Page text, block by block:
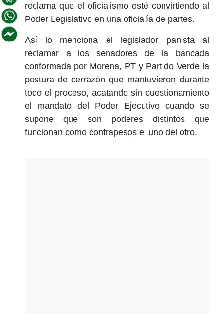
reclama que el oficialismo esté convirtiendo al
Poder Legislativo en una oficialía de partes.
Así lo menciona el legislador panista al
reclamar a los senadores de la bancada
conformada por Morena, PT y Partido Verde la
postura de cerrazón que mantuvieron durante
todo el proceso, acatando sin cuestionamiento
el mandato del Poder Ejecutivo cuando se
supone que son poderes distintos que
funcionan como contrapesos el uno del otro.